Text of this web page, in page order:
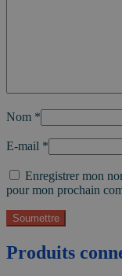
Nom *
E-mail *
Enregistrer mon
pour mon prochain
Produits